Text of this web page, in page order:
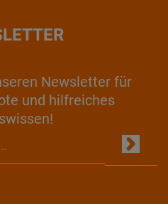
Newsletter für
und hilfreiches